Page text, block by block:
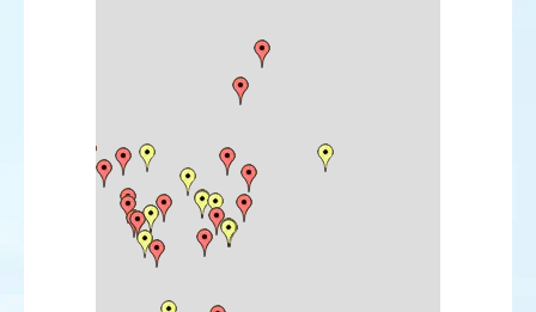
Sterne royale (américaine)
Sterne de Forster
Tourterelle orientale
Coulicou à bec jaune
Harfang des neiges
Martinet cafre
Martin-pêcheur d'Amérique
Hirondelle à front blanc